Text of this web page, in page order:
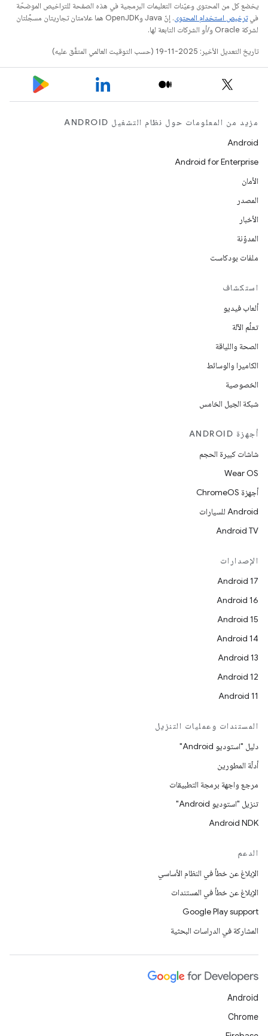
يخضع كل من المحتوى وعيّنات التعليمات البرمجية في هذه الصفحة للتراخيص الموضحّة
فيترخيص استخدام المحتوى
. إنّ Java وOpenJDK هما علامتان تجاريتان مسجَّلتان
لشركة Oracle و/أو الشركات التابعة لها.
تاريخ التعديل الأخير: 2025-11-19 (حسب التوقيت العالمي المتفَّق عليه)
مزيد من المعلومات حول نظام التشغيل ANDROID
Android
Android for Enterprise
الأمان
المصدر
الأخبار
المدوّنة
ملفات بودكاست
استكشاف
ألعاب فيديو
تعلُم الآلة
الصحة واللياقة
الكاميرا والوسائط
الخصوصية
شبكة الجيل الخامس
أجهزة ANDROID
شاشات كبيرة الحجم
Wear OS
أجهزة ChromeOS
Android للسيارات
Android TV
الإصدارات
Android 17
Android 16
Android 15
Android 14
Android 13
Android 12
Android 11
المستندات وعمليات التنزيل
دليل "استوديو Android"
أدلّة المطورين
مرجع واجهة برمجة التطبيقات
تنزيل "استوديو Android"
Android NDK
الدعم
الإبلاغ عن خطأ في النظام الأساسي
الإبلاغ عن خطأ في المستندات
Google Play support
المشاركة في الدراسات البحثية
Android
Chrome